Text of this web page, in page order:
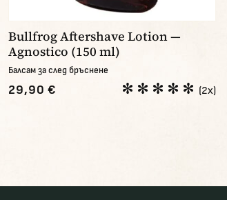
Bullfrog Aftershave Lotion —
Agnostico (150 ml)
Балсам за след бръснене
29,90 € (2x)